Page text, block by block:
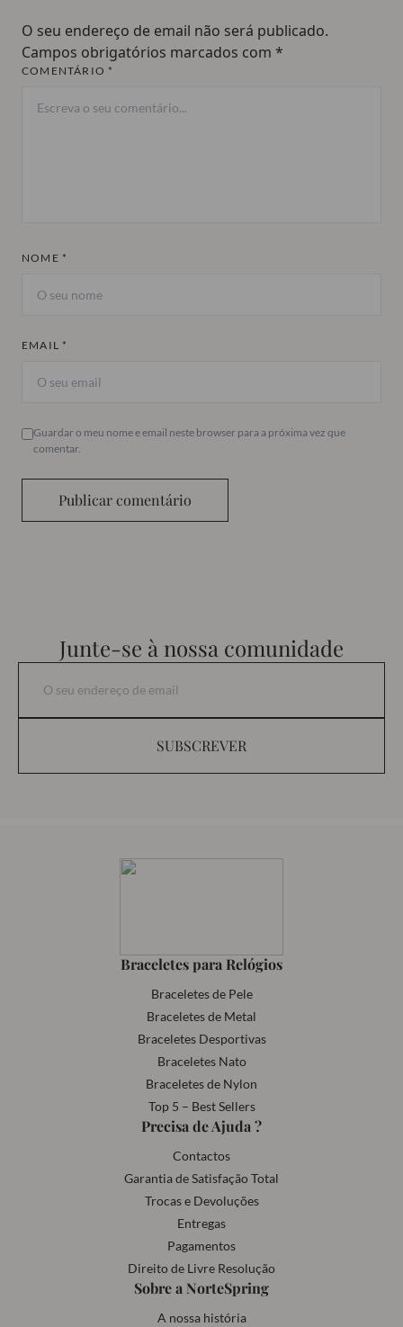
O seu endereço de email não será publicado.
Campos obrigatórios marcados com *
COMENTÁRIO *
NOME *
EMAIL *
Guardar o meu nome e email neste browser para a próxima vez que
comentar.
Publicar comentário
Junte-se à nossa comunidade
SUBSCREVER
Braceletes para Relógios
Braceletes de Pele
Braceletes de Metal
Braceletes Desportivas
Braceletes Nato
Braceletes de Nylon
Top 5 – Best Sellers
Precisa de Ajuda ?
Contactos
Garantia de Satisfação Total
Trocas e Devoluções
Entregas
Pagamentos
Direito de Livre Resolução
Sobre a NorteSpring
A nossa história